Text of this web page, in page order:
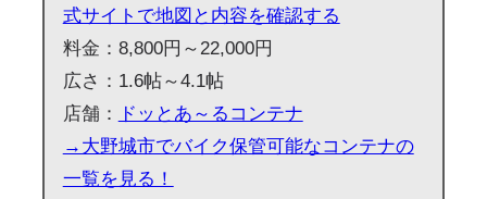
式サイトで地図と内容を確認する
料金：8,800円～22,000円
広さ：1.6帖～4.1帖
店舗：
ドッとあ～るコンテナ
→大野城市でバイク保管可能なコンテナの
一覧を見る！